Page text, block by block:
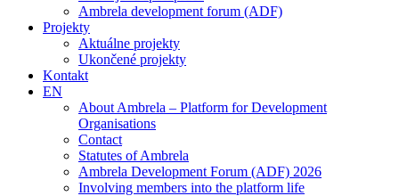
Ambrela development forum (ADF)
Projekty
Aktuálne projekty
Ukončené projekty
Kontakt
EN
About Ambrela – Platform for Development
Organisations
Contact
Statutes of Ambrela
Ambrela Development Forum (ADF) 2026
Involving members into the platform life